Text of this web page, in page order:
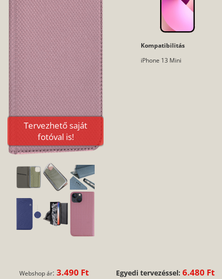
Tervezhető saját
fotóval is!
Kompatibilitás
iPhone 13 Mini
Webshop ár:3.490 Ft Egyedi tervezéssel: 6.480 Ft